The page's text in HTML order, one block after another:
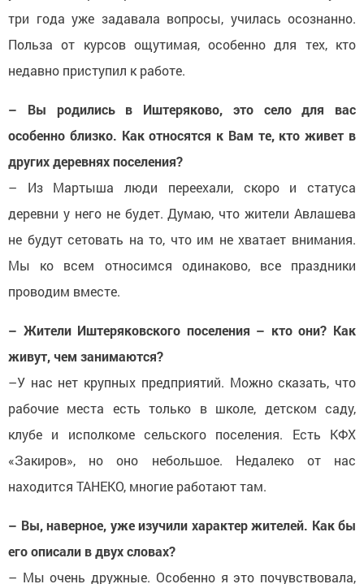
три года уже задавала вопросы, училась осознанно.
Польза от курсов ощутимая, особенно для тех, кто
недавно приступил к работе.
– Вы родились в Иштеряково, это село для вас
особенно близко. Как относятся к Вам те, кто живет в
других деревнях поселения?
– Из Мартыша люди переехали, скоро и статуса
деревни у него не будет. Думаю, что жители Авлашева
не будут сетовать на то, что им не хватает внимания.
Мы ко всем относимся одинаково, все праздники
проводим вместе.
– Жители Иштеряковского поселения – кто они? Как
живут, чем занимаются?
–У нас нет крупных предприятий. Можно сказать, что
рабочие места есть только в школе, детском саду,
клубе и исполкоме сельского поселения. Есть КФХ
«Закиров», но оно небольшое. Недалеко от нас
находится ТАНЕКО, многие работают там.
– Вы, наверное, уже изучили характер жителей. Как бы
его описали в двух словах?
– Мы очень дружные. Особенно я это почувствовала,